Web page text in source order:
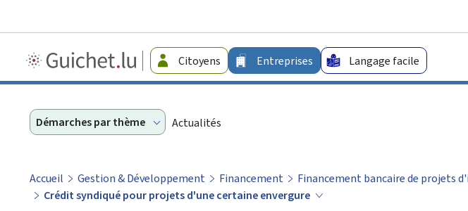
Guichet.lu
-
Citoyens Entreprises Langage facile
Démarches par thème Actualités
Accueil Gestion & Développement Financement
Financement bancaire de projets
Crédit syndiqué pour projets d'une certaine envergure